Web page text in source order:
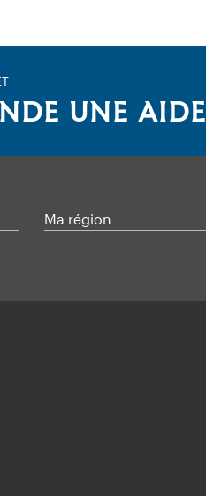
UNE AIDE
Ma région